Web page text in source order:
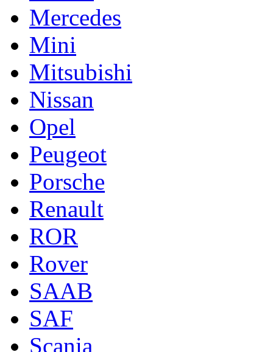
Mercedes
Mini
Mitsubishi
Nissan
Opel
Peugeot
Porsche
Renault
ROR
Rover
SAAB
SAF
Scania